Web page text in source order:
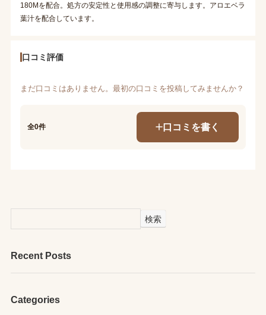
180Mを配合。処方の安定性と使用感の調整に寄与します。アロエベラ
葉汁を配合しています。
口コミ評価
まだ口コミはありません。最初の口コミを投稿してみませんか？
全0件 口コミを書く
検索
Recent Posts
Categories